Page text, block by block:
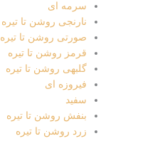
سرمه ای
نارنجی روشن تا تیره
صورتی روشن تا تیره
قرمز روشن تا تیره
گلبهی روشن تا تیره
فیروزه ای
سفید
بنفش روشن تا تیره
زرد روشن تا تیره